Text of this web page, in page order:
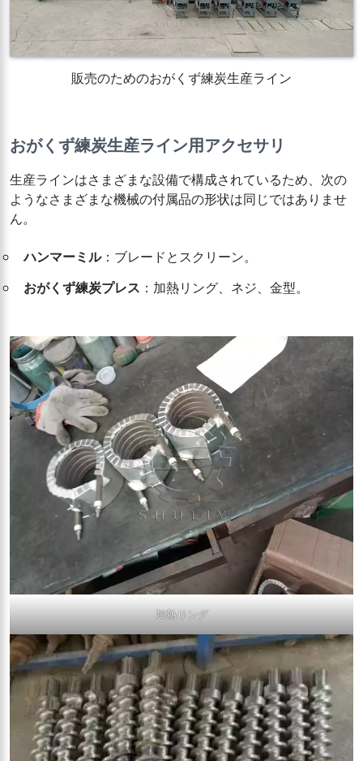
販売のためのおがくず練炭生産ライン
おがくず練炭生産ライン用アクセサリ
生産ラインはさまざまな設備で構成されているため、次の
ようなさまざまな機械の付属品の形状は同じではありませ
ん。
ハンマーミル：ブレードとスクリーン。
おがくず練炭プレス ：加熱リング、ネジ、金型。
加熱リング